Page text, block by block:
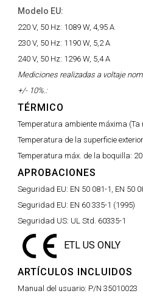
Modelo EU:
220 V, 50 Hz: 1089 W, 4,95 A
230 V, 50 Hz: 1190 W, 5,2 A
240 V, 50 Hz: 1296 W, 5,4 A
Mediciones realizadas a voltaje
+/- 10%.:
TÉRMICO
Temperatura ambiente máxima (Ta
Temperatura de la superficie
Temperatura máx. de la boquilla:
APROBACIONES
Seguridad EU: EN 50 081-1, EN 50
Seguridad EU: EN 60 335-1 (1995)
Seguridad US: UL Std. 60335-1
ETL US ONLY
ARTÍCULOS INCLUIDOS
Manual del usuario: P/N 35010023